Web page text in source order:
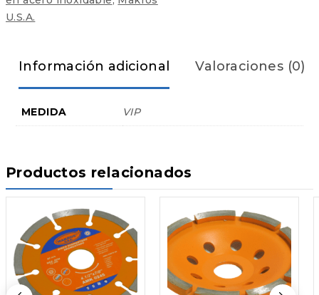
U.S.A.
Información adicional Valoraciones (0)
MEDIDA VIP
Productos relacionados